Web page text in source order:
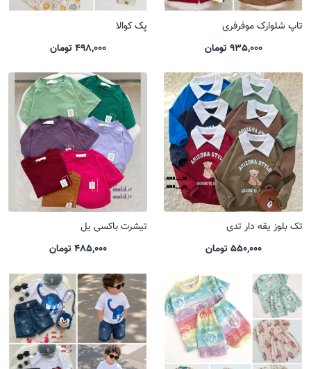
تاپ شلوارک موفرفری
935,000 تومان
پک کوالا
498,000 تومان
تک بلوز یقه دار تدی
550,000 تومان
تیشرت باکسی یل
485,000 تومان